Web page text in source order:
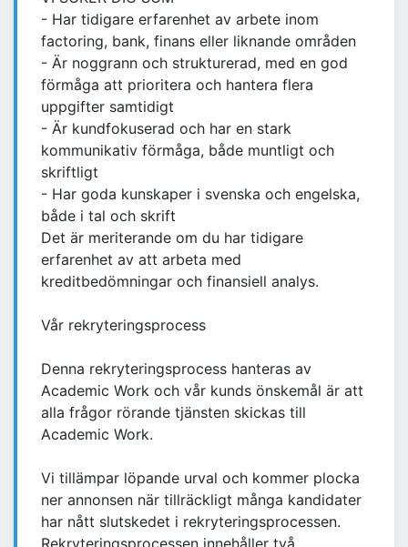
- Har tidigare erfarenhet av arbete inom
factoring, bank, finans eller liknande områden
- Är noggrann och strukturerad, med en god
förmåga att prioritera och hantera flera
uppgifter samtidigt
- Är kundfokuserad och har en stark
kommunikativ förmåga, både muntligt och
skriftligt
- Har goda kunskaper i svenska och engelska,
både i tal och skrift
Det är meriterande om du har tidigare
erfarenhet av att arbeta med
kreditbedömningar och finansiell analys.
Vår rekryteringsprocess
Denna rekryteringsprocess hanteras av
Academic Work och vår kunds önskemål är att
alla frågor rörande tjänsten skickas till
Academic Work.
Vi tillämpar löpande urval och kommer plocka
ner annonsen när tillräckligt många kandidater
har nått slutskedet i rekryteringsprocessen.